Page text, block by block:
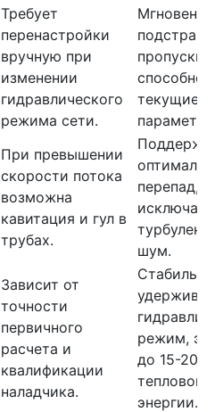
Требует
перенастройки
вручную при
изменении
гидравлического
режима сети.
Мгновенно
текущие
При превышении
скорости потока
возможна
кавитация и гул в
трубах.
перепад,
исключая
шум.
Зависит от
точности
первичного
расчета и
квалификации
наладчика.
Стабильно
режим,
до 15-20%
тепловой
энергии.